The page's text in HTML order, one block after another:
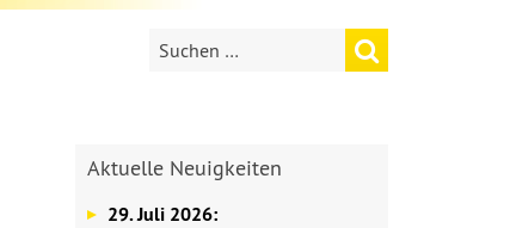
Aktuelle Neuigkeiten
29. Juli 2026: